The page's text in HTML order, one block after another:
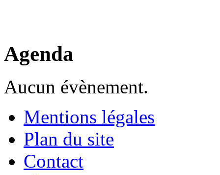
Agenda
Aucun évènement.
Mentions légales
Plan du site
Contact